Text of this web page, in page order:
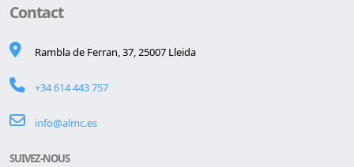
Contact
Rambla de Ferran, 37, 25007 Lleida
+34 614 443 757
info@almc.es
SUIVEZ-NOUS